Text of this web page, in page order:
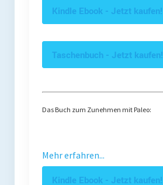
Kindle Ebook - Jetzt kaufen!
Taschenbuch - Jetzt kaufen!
Das Buch zum Zunehmen mit Paleo:
Mehr erfahren...
Kindle Ebook - Jetzt kaufen!